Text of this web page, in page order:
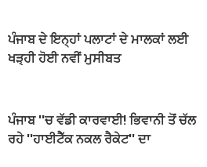
ਪੰਜਾਬ ਦੇ ਇਨ੍ਹਾਂ ਪਲਾਟਾਂ ਦੇ ਮਾਲਕਾਂ ਲਈ
ਖੜ੍ਹੀ ਹੋਈ ਨਵੀਂ ਮੁਸੀਬਤ
ਪੰਜਾਬ ''ਚ ਵੱਡੀ ਕਾਰਵਾਈ! ਭਿਵਾਨੀ ਤੋਂ ਚੱਲ
ਰਹੇ ''ਹਾਈਟੈੱਕ ਨਕਲ ਰੈਕੇਟ'' ਦਾ